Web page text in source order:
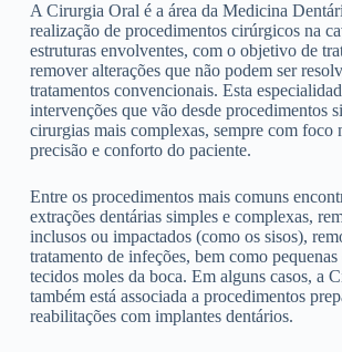
A Cirurgia Oral é a área da Medicina
realização de procedimentos cirúrgicos na
estruturas envolventes, com o objetivo de
remover alterações que não podem ser
tratamentos convencionais. Esta
intervenções que vão desde procedimentos
cirurgias mais complexas, sempre com foco
precisão e conforto do paciente.
Entre os procedimentos mais comuns
extrações dentárias simples e complexas,
inclusos ou impactados (como os sisos),
tratamento de infeções, bem como
tecidos moles da boca. Em alguns casos, a
também está associada a procedimentos
reabilitações com implantes dentários.